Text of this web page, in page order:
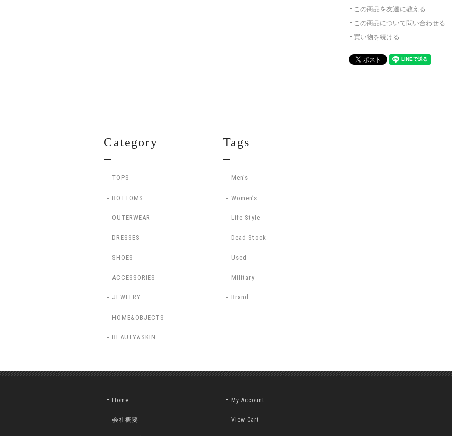
この商品を友達に教える
この商品について問い合わせる
買い物を続ける
Category
TOPS
BOTTOMS
OUTERWEAR
DRESSES
SHOES
ACCESSORIES
JEWELRY
HOME&OBJECTS
BEAUTY&SKIN
Tags
Men’s
Women’s
Life Style
Dead Stock
Used
Military
Brand
Home
会社概要
My Account
View Cart